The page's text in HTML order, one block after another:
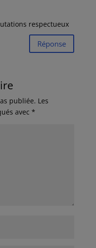
respectueux
Réponse
publiée. Les
avec *